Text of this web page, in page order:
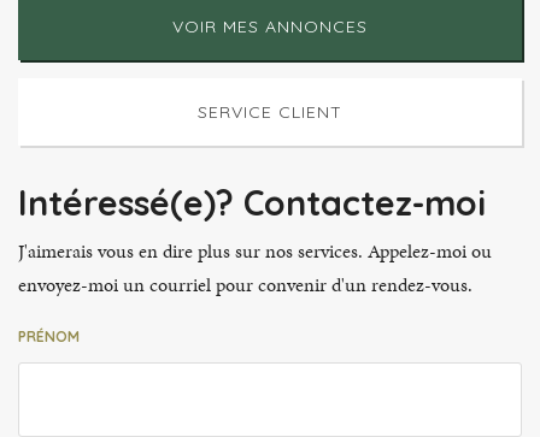
VOIR MES ANNONCES
SERVICE CLIENT
Intéressé(e)? Contactez-moi
J'aimerais vous en dire plus sur nos services. Appelez-moi ou
envoyez-moi un courriel pour convenir d'un rendez-vous.
PRÉNOM